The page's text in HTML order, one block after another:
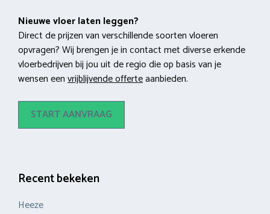
Nieuwe vloer laten leggen?
Direct de prijzen van verschillende soorten vloeren
opvragen? Wij brengen je in contact met diverse erkende
vloerbedrijven bij jou uit de regio die op basis van je
wensen eenvrijblijvende offerteaanbieden.
START AANVRAAG
Recent bekeken
Heeze